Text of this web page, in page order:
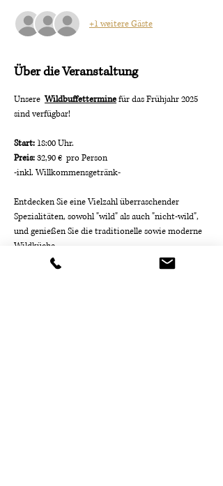
+1 weitere Gäste
Über die Veranstaltung
Unsere Wildbuffettermine für das Frühjahr 2025
sind verfügbar!
Start: 18:00 Uhr.
Preis: 32,90 €  pro Person
-inkl. Willkommensgetränk-
Entdecken Sie eine Vielzahl überraschender
Spezialitäten, sowohl "wild" als auch "nicht-wild",
und genießen Sie die traditionelle sowie moderne
Wildküche.